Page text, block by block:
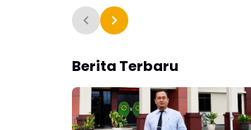
Berita Terbaru